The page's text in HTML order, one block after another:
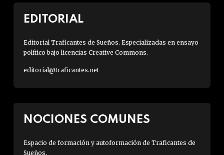
EDITORIAL
Editorial Traficantes de Sueños. Especializadas en ensayo
político bajo licencias Creative Commons.
editorial@traficantes.net
NOCIONES COMUNES
Espacio de formación y autoformación de Traficantes de
Sueños.